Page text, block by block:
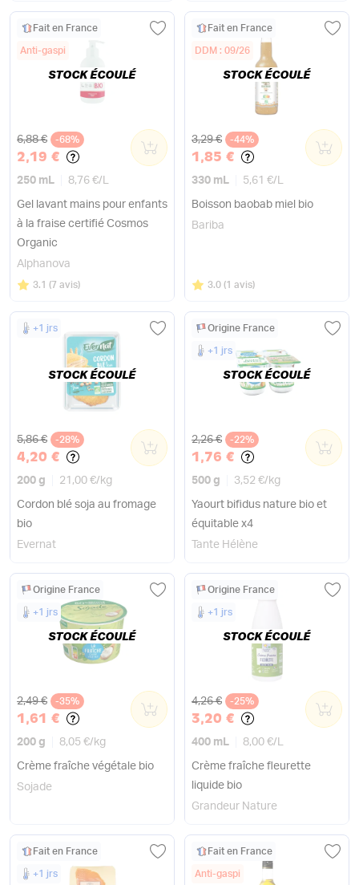
Fait en France
Anti-gaspi
Ancien prix
6,88 € -68%
2,19 €
250 mL 8,76 €/ L
Gel lavant mains pour enfants
à la fraise certifié Cosmos
Organic
0
Alphanova
Note
3.1 sur 5
(7 avis)
STOCK ÉCOULÉ
Fait en France
DDM : 09/26
Ancien prix
3,29 € -44%
1,85 €
330 mL 5,61 €/ L
Boisson baobab miel bio
0
Bariba
Note
3.0 sur 5
(1 avis)
STOCK ÉCOULÉ
+1 jrs
Ancien prix
5,86 € -28%
4,20 €
200 g 21,00 €/ kg
Cordon blé soja au fromage
bio
0
Evernat
STOCK ÉCOULÉ
Origine France
+1 jrs
Ancien prix
2,26 € -22%
1,76 €
500 g 3,52 €/ kg
Yaourt bifidus nature bio et
équitable x4
0
Tante Hélène
STOCK ÉCOULÉ
Origine France
+1 jrs
Ancien prix
2,49 € -35%
1,61 €
200 g 8,05 €/ kg
Crème fraîche végétale bio
0
Sojade
STOCK ÉCOULÉ
Origine France
+1 jrs
Ancien prix
4,26 € -25%
3,20 €
400 mL 8,00 €/ L
Crème fraîche fleurette
liquide bio
0
Grandeur Nature
STOCK ÉCOULÉ
Fait en France
+1 jrs
Fait en France
Anti-gaspi